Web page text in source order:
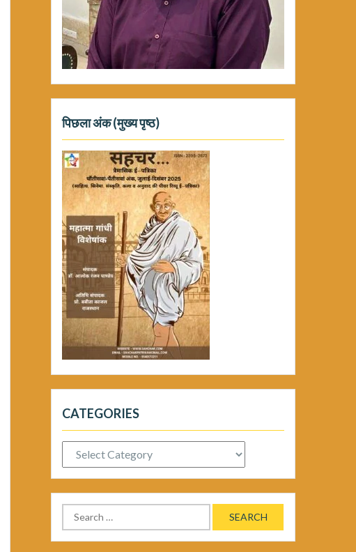
पिछला अंक (मुख्य पृष्ठ)
CATEGORIES
Categories
Search
for: